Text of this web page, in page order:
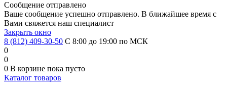
Сообщение отправлено
Ваше сообщение успешно отправлено. В ближайшее время с
Вами свяжется наш специалист
Закрыть окно
8 (812) 409-30-50 С 8:00 до 19:00 по МСК
0
0
0 В корзине пока пусто
Каталог товаров